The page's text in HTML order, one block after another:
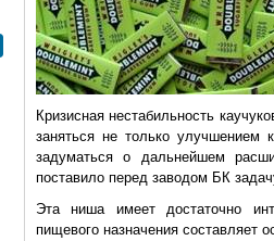
Кризисная нестабильность
заняться не только улучшением
задуматься о дальнейшем
поставило перед заводом БК
Эта ниша имеет достаточно
пищевого назначения составляет